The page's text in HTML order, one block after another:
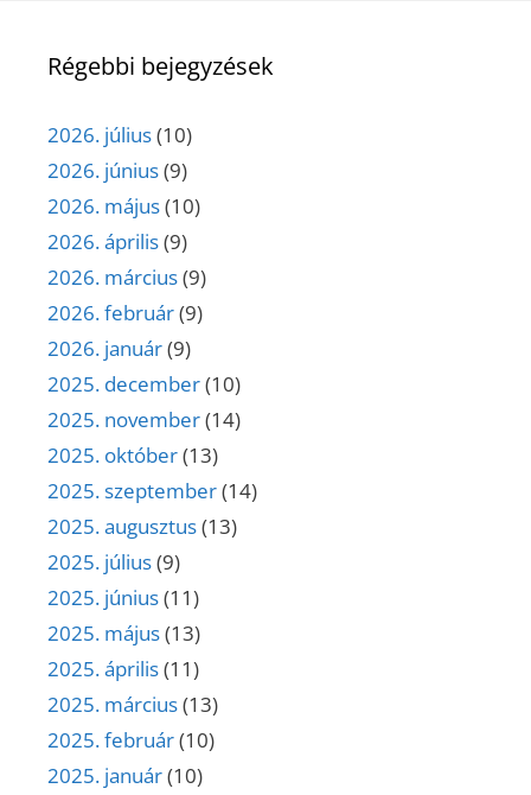
Régebbi bejegyzések
2026. július(10)
2026. június(9)
2026. május(10)
2026. április(9)
2026. március(9)
2026. február(9)
2026. január(9)
2025. december(10)
2025. november(14)
2025. október(13)
2025. szeptember(14)
2025. augusztus(13)
2025. július(9)
2025. június(11)
2025. május(13)
2025. április(11)
2025. március(13)
2025. február(10)
2025. január(10)